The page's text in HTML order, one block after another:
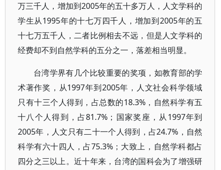
万三千人，增加到2005年的五十多万人，人文学科的
学生从1995年的十七万四千人，增加到2005年的五
十七万五千人，二者比例相去不远，但是人文学科的
经费却不到自然学科的五分之一，落差相当明显。
台湾学界有几个比较重要的奖项，如教育部的学
术著作奖，从1997年到2005年，人文社会科学领域
只有十三个人得到，占总数的18.3%，自然科学有五
十八个人得到，占81.7%；国家奖座，从1997年到
2005年，人文只有二十一个人得到，占24.7%，自然
科学有六十四人，占75.3%；大致上，自然学科都占
四分之三以上。近十年来，台湾的国科会为了增强研